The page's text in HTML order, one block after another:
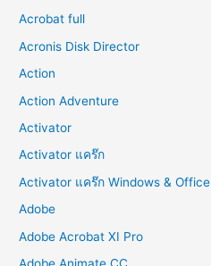
Acrobat full
Acronis Disk Director
Action
Action Adventure
Activator
Activator แคร๊ก
Activator แคร๊ก Windows & Office
Adobe
Adobe Acrobat XI Pro